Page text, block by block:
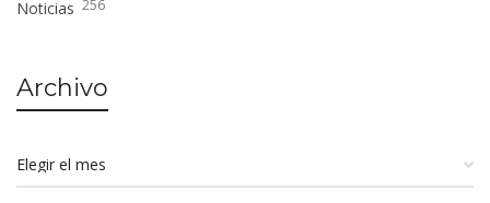
Noticias 256
Archivo